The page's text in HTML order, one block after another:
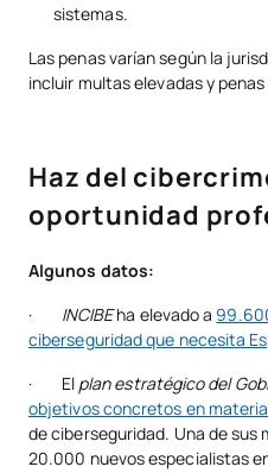
sistemas.
Las penas varían según la
incluir multas elevadas y penas
Haz del
oportunidad
Algunos datos:
· INCIBEha elevado a
ciberseguridad que necesita
· El plan estratégico del
objetivos concretos en
de ciberseguridad. Una de
20.000 nuevos especialistas